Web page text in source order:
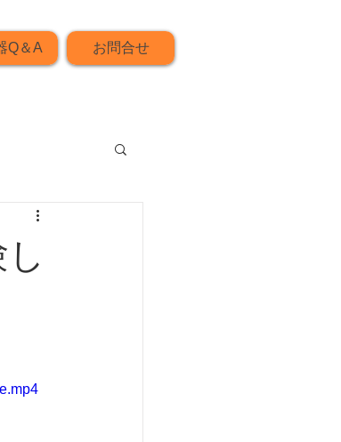
Q＆A お問合せ